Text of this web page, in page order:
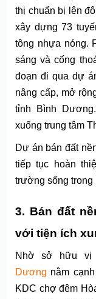
thị chuẩn bị lên
xây dựng 73
tông nhựa nóng.
sáng và cống
đoạn đi qua dự
nâng cấp, mở
tỉnh Bình
xuống trung tâm
Dự án bán đất
tiếp tục hoàn
trường sống trong
3. Bán đất
với tiện ích
Nhờ sở hữu
Dương nằm
KDC chợ đêm